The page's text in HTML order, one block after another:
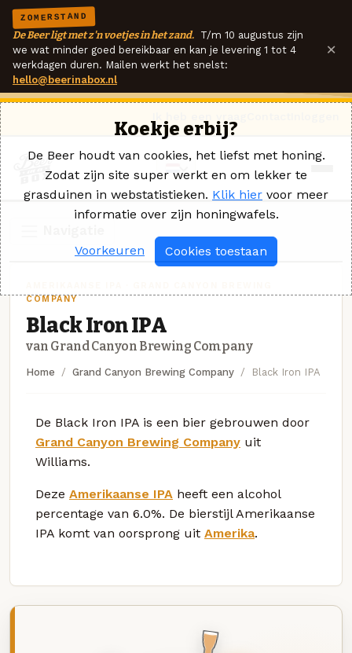
ZOMERSTAND
De Beer ligt met z'n voetjes in het zand. T/m 10 augustus zijn
we wat minder goed bereikbaar en kan je levering 1 tot 4
werkdagen duren. Mailen werkt het snelst:
hello@beerinabox.nl
×
COMPANY
Black Iron IPA
van Grand Canyon Brewing Company
Home Grand Canyon Brewing Company Black Iron IPA
De Black Iron IPA is een bier gebrouwen door
Grand Canyon Brewing Company uit
Williams.
Deze Amerikaanse IPA heeft een alcohol
percentage van 6.0%. De bierstijl Amerikaanse
IPA komt van oorsprong uit Amerika.
Koekje erbij?
De Beer houdt van cookies, het liefst met honing.
Zodat zijn site super werkt en om lekker te
grasduinen in webstatistieken. Klik hier voor meer
informatie over zijn honingwafels.
Voorkeuren Cookies toestaan